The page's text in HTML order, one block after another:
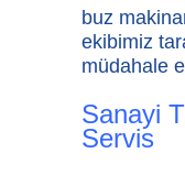
buz
ekibimiz
müdahale
Sanayi
Servis